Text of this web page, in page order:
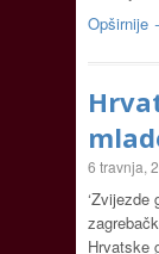
Opširnije
6 travnja,
‘Zvijezde
Hrvatske